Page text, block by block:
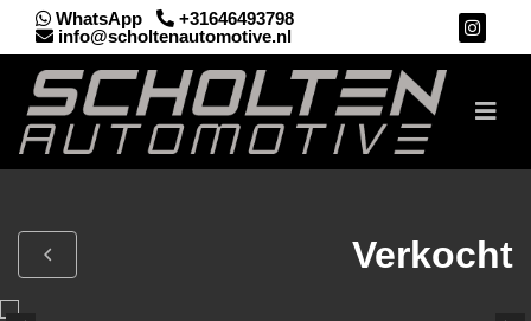
WhatsApp
+31646493798
info@scholtenautomotive.nl
Verkocht